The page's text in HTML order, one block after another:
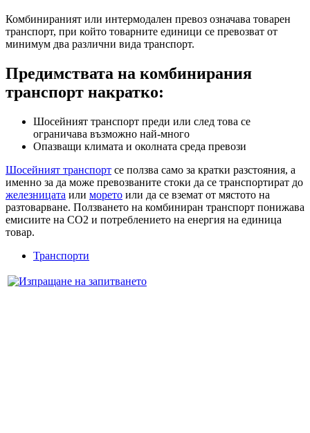
Комбинираният или интермодален превоз означава товарен
транспорт, при който товарните единици се превозват от
минимум два различни вида транспорт.
Предимствата на комбинирания
транспорт накратко:
Шосейният транспорт преди или след това се
ограничава възможно най-много
Опазващи климата и околната среда превози
Шосейният транспорт се ползва само за кратки разстояния, а
именно за да може превозваните стоки да се транспортират до
железницата или морето или да се вземат от мястото на
разтоварване. Ползването на комбиниран транспорт понижава
емисиите на CO2 и потреблението на енергия на единица
товар.
Транспорти